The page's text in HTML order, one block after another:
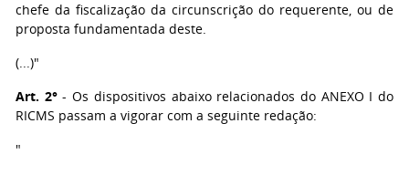
chefe da fiscalização da circunscrição do requerente, ou de
proposta fundamentada deste.
(...)"
Art. 2°- Os dispositivos abaixo relacionados do ANEXO I do
RICMS passam a vigorar com a seguinte redação:
"